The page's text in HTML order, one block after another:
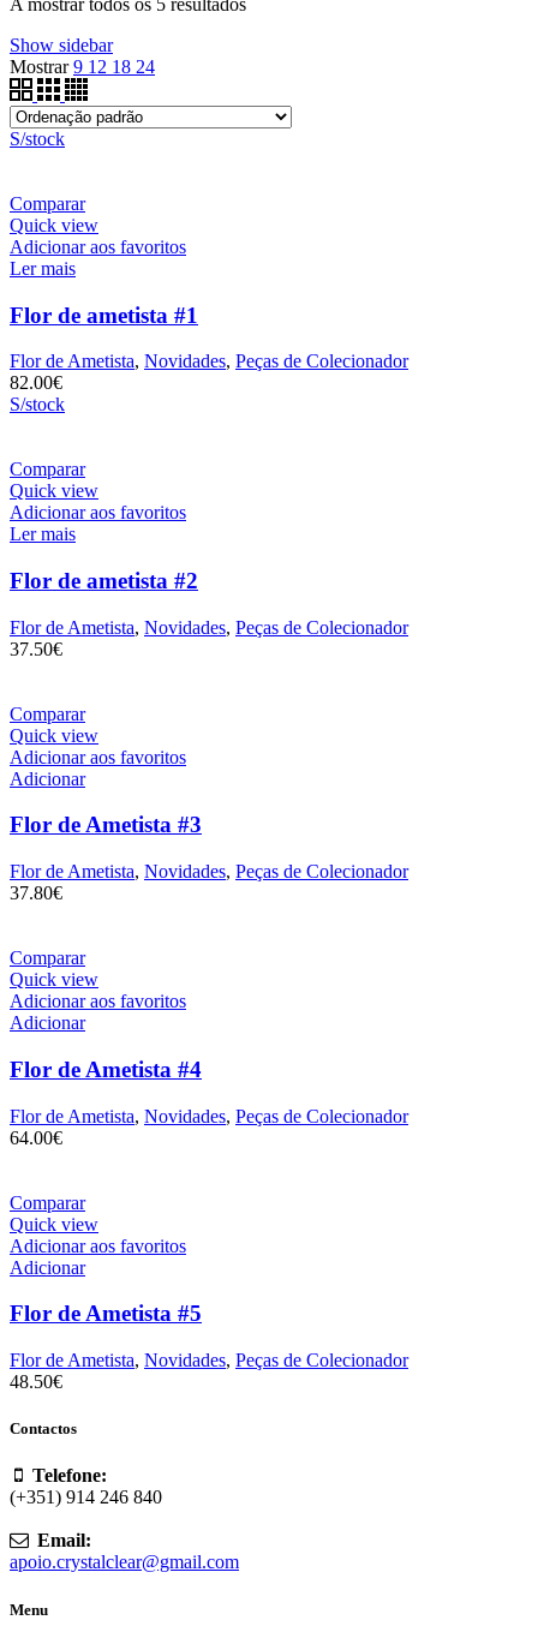
Show sidebar
Mostrar9 12 18 24
S/stock
Comparar
Quick view
Adicionar aos favoritos
Ler mais
Flor de ametista #1
Flor de Ametista, Novidades, Peças de Colecionador
82.00€
S/stock
Comparar
Quick view
Adicionar aos favoritos
Ler mais
Flor de ametista #2
Flor de Ametista, Novidades, Peças de Colecionador
37.50€
Comparar
Quick view
Adicionar aos favoritos
Adicionar
Flor de Ametista #3
Flor de Ametista, Novidades, Peças de Colecionador
37.80€
Comparar
Quick view
Adicionar aos favoritos
Adicionar
Flor de Ametista #4
Flor de Ametista, Novidades, Peças de Colecionador
64.00€
Comparar
Quick view
Adicionar aos favoritos
Adicionar
Flor de Ametista #5
Flor de Ametista, Novidades, Peças de Colecionador
48.50€
Contactos
Telefone:
(+351) 914 246 840
Email:
apoio.crystalclear@gmail.com
Menu